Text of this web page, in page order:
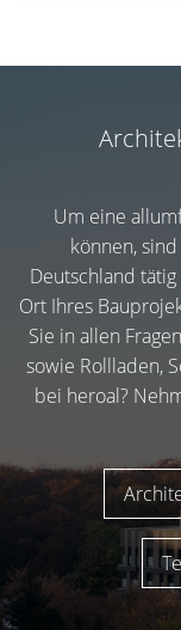
Um eine
können,
Deutschland
Ort Ihres
Sie in allen
sowie Rollladen,
bei heroal?